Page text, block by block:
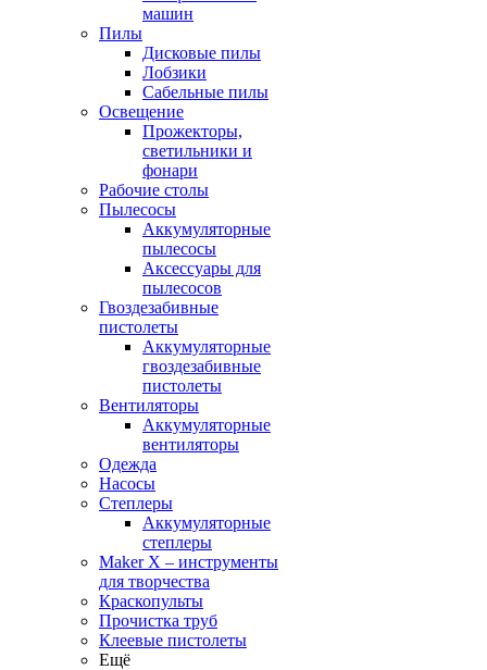
машин
Пилы
Дисковые пилы
Лобзики
Сабельные пилы
Освещение
Прожекторы,
светильники и
фонари
Рабочие столы
Пылесосы
Аккумуляторные
пылесосы
Аксессуары для
пылесосов
Гвоздезабивные
пистолеты
Аккумуляторные
гвоздезабивные
пистолеты
Вентиляторы
Аккумуляторные
вентиляторы
Одежда
Насосы
Степлеры
Аккумуляторные
степлеры
Maker X – инструменты
для творчества
Краскопульты
Прочистка труб
Клеевые пистолеты
Ещё